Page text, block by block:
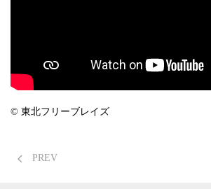
© 東北フリーブレイズ
PREV